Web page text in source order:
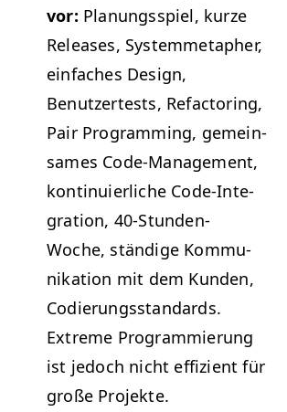
vor: Pla­nungsspiel, kurze
Releas­es, Sys­tem­meta­pher,
ein­fach­es Design,
Benutzertests, Refac­tor­ing,
Pair Pro­gram­ming, gemein­
sames Code-Man­age­ment,
kon­tinuier­liche Code-Inte­
gra­tion, 40-Stun­den-
Woche, ständi­ge Kom­mu­
nika­tion mit dem Kun­den,
Codierungs­stan­dards.
Extreme Pro­gram­mierung
ist jedoch nicht effizient für
große Projekte.